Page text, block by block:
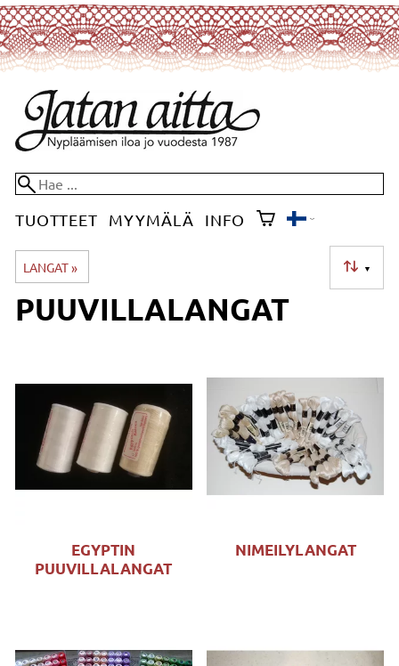
TUOTTEET MYYMÄLÄ INFO
LANGAT‪» ▼
PUUVILLALANGAT
EGYPTIN
PUUVILLALANGAT
NIMEILYLANGAT